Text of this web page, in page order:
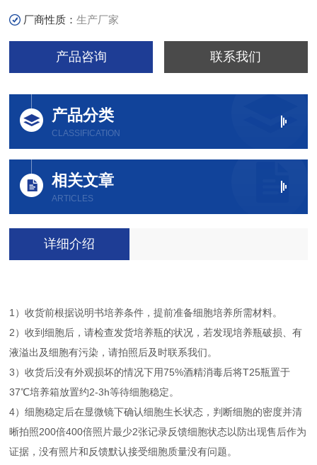
厂商性质：生产厂家
产品咨询 联系我们
产品分类
CLASSIFICATION
相关文章
ARTICLES
详细介绍
1）收货前根据说明书培养条件，提前准备细胞培养所需材料。
2）收到细胞后，请检查发货培养瓶的状况，若发现培养瓶破损、有
液溢出及细胞有污染，请拍照后及时联系我们。
3）收货后没有外观损坏的情况下用75%酒精消毒后将T25瓶置于
37℃培养箱放置约2-3h等待细胞稳定。
4）细胞稳定后在显微镜下确认细胞生长状态，判断细胞的密度并清
晰拍照200倍400倍照片最少2张记录反馈细胞状态以防出现售后作为
证据，没有照片和反馈默认接受细胞质量没有问题。